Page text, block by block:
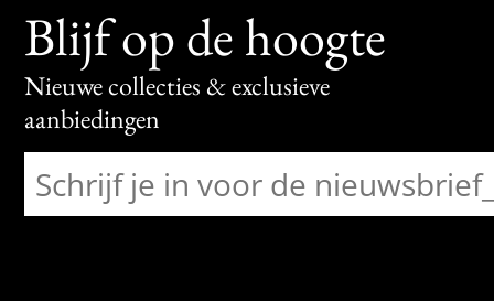
Blijf op de hoogte
Nieuwe collecties & exclusieve
aanbiedingen